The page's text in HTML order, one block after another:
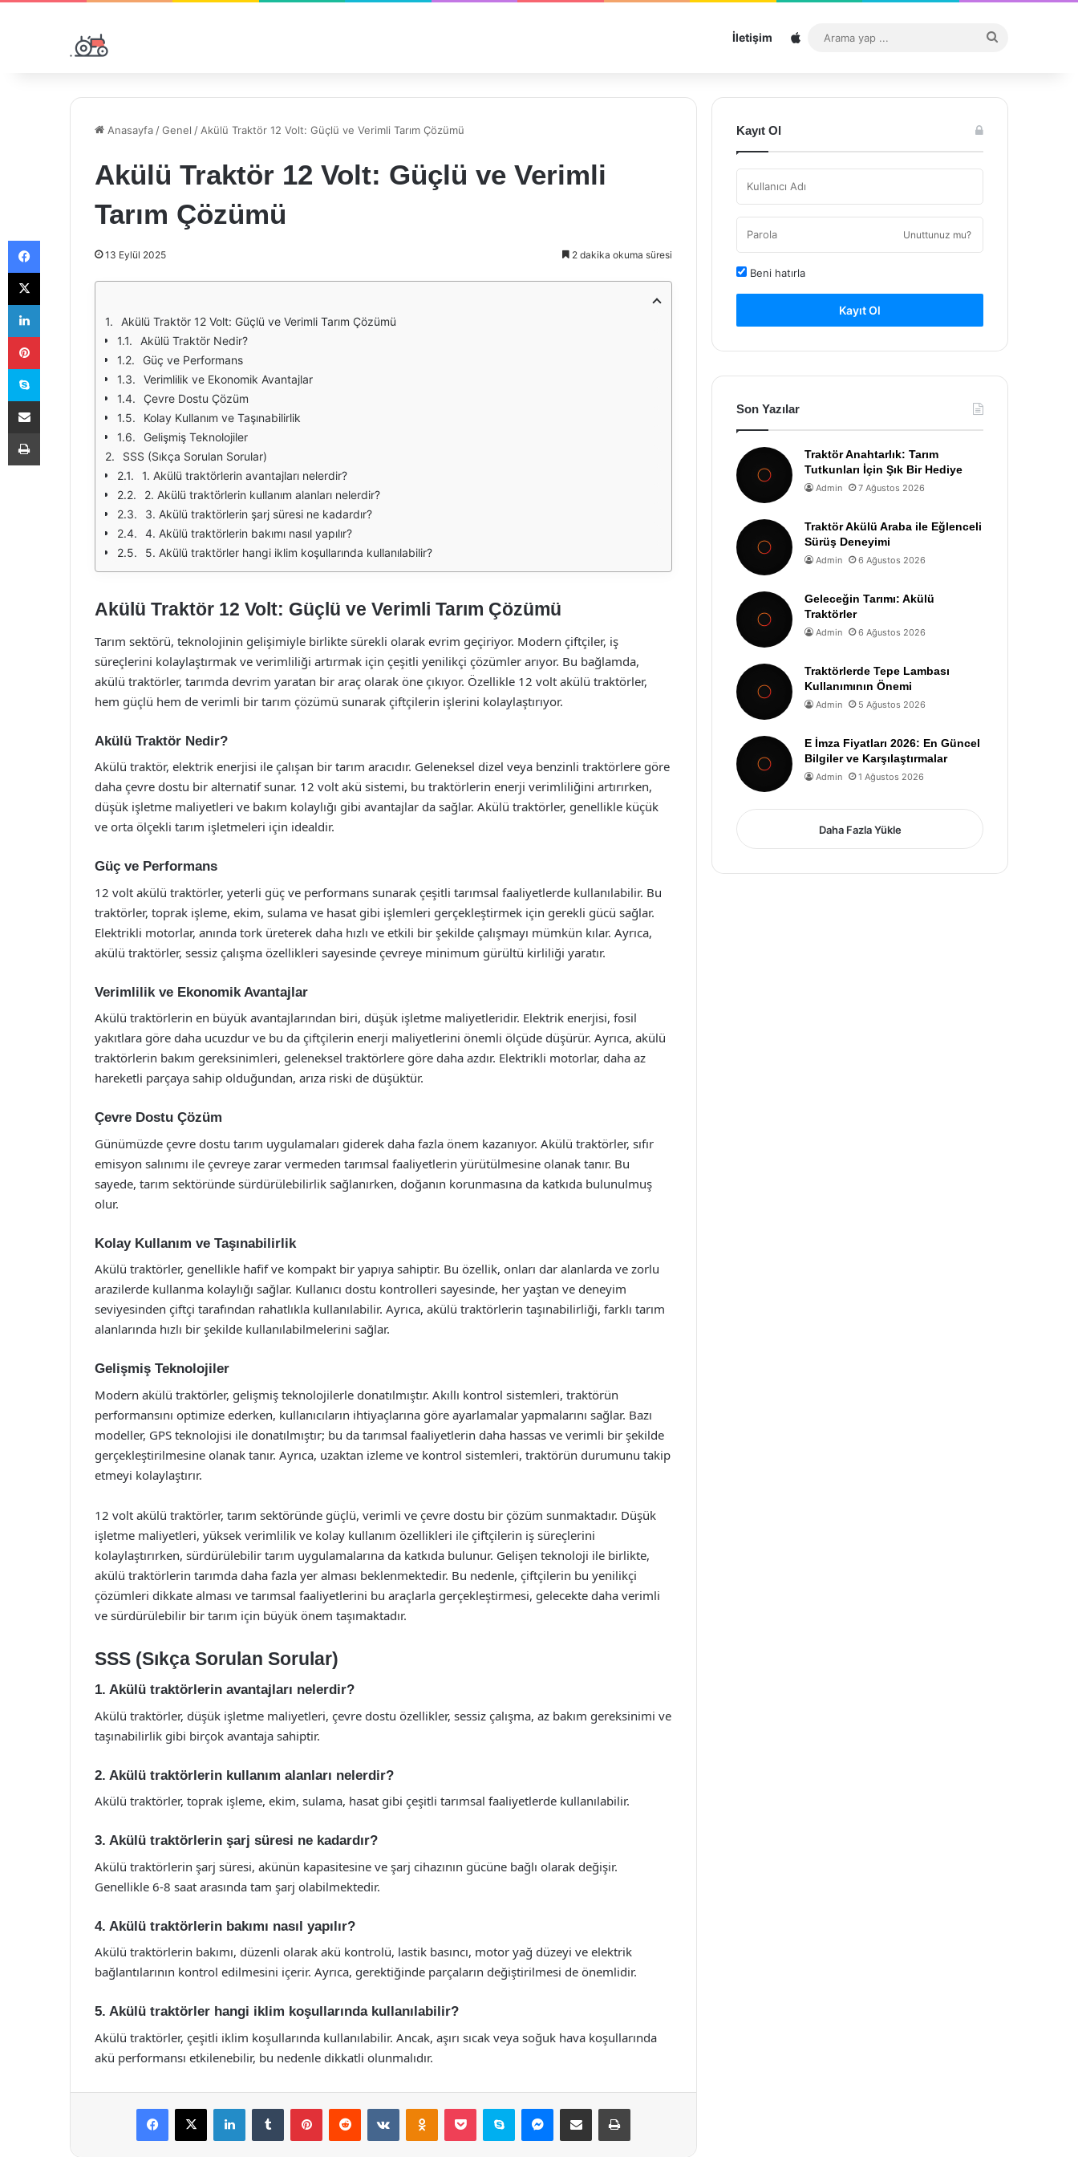
İletişim Sitemap
...
Anasayfa /Genel / Akülü Traktör 12 Volt: Güçlü ve Verimli Tarım Çözümü
Akülü Traktör 12 Volt: Güçlü ve Verimli
Tarım Çözümü
13 Eylül 2025 2 dakika okuma süresi
Akülü Traktör 12 Volt: Güçlü ve Verimli Tarım Çözümü
Akülü Traktör Nedir?
Güç ve Performans
Verimlilik ve Ekonomik Avantajlar
Çevre Dostu Çözüm
Kolay Kullanım ve Taşınabilirlik
Gelişmiş Teknolojiler
SSS (Sıkça Sorulan Sorular)
1. Akülü traktörlerin avantajları nelerdir?
2. Akülü traktörlerin kullanım alanları nelerdir?
3. Akülü traktörlerin şarj süresi ne kadardır?
4. Akülü traktörlerin bakımı nasıl yapılır?
5. Akülü traktörler hangi iklim koşullarında kullanılabilir?
Akülü Traktör 12 Volt: Güçlü ve Verimli Tarım Çözümü
Tarım sektörü, teknolojinin gelişimiyle birlikte sürekli olarak evrim geçiriyor. Modern çiftçiler, iş
süreçlerini kolaylaştırmak ve verimliliği artırmak için çeşitli yenilikçi çözümler arıyor. Bu bağlamda,
akülü traktörler, tarımda devrim yaratan bir araç olarak öne çıkıyor. Özellikle 12 volt akülü traktörler,
hem güçlü hem de verimli bir tarım çözümü sunarak çiftçilerin işlerini kolaylaştırıyor.
Akülü Traktör Nedir?
Akülü traktör, elektrik enerjisi ile çalışan bir tarım aracıdır. Geleneksel dizel veya benzinli traktörlere göre
daha çevre dostu bir alternatif sunar. 12 volt akü sistemi, bu traktörlerin enerji verimliliğini artırırken,
düşük işletme maliyetleri ve bakım kolaylığı gibi avantajlar da sağlar. Akülü traktörler, genellikle küçük
ve orta ölçekli tarım işletmeleri için idealdir.
Güç ve Performans
12 volt akülü traktörler, yeterli güç ve performans sunarak çeşitli tarımsal faaliyetlerde kullanılabilir. Bu
traktörler, toprak işleme, ekim, sulama ve hasat gibi işlemleri gerçekleştirmek için gerekli gücü sağlar.
Elektrikli motorlar, anında tork üreterek daha hızlı ve etkili bir şekilde çalışmayı mümkün kılar. Ayrıca,
akülü traktörler, sessiz çalışma özellikleri sayesinde çevreye minimum gürültü kirliliği yaratır.
Verimlilik ve Ekonomik Avantajlar
Akülü traktörlerin en büyük avantajlarından biri, düşük işletme maliyetleridir. Elektrik enerjisi, fosil
yakıtlara göre daha ucuzdur ve bu da çiftçilerin enerji maliyetlerini önemli ölçüde düşürür. Ayrıca, akülü
traktörlerin bakım gereksinimleri, geleneksel traktörlere göre daha azdır. Elektrikli motorlar, daha az
hareketli parçaya sahip olduğundan, arıza riski de düşüktür.
Çevre Dostu Çözüm
Günümüzde çevre dostu tarım uygulamaları giderek daha fazla önem kazanıyor. Akülü traktörler, sıfır
emisyon salınımı ile çevreye zarar vermeden tarımsal faaliyetlerin yürütülmesine olanak tanır. Bu
sayede, tarım sektöründe sürdürülebilirlik sağlanırken, doğanın korunmasına da katkıda bulunulmuş
olur.
Kolay Kullanım ve Taşınabilirlik
Akülü traktörler, genellikle hafif ve kompakt bir yapıya sahiptir. Bu özellik, onları dar alanlarda ve zorlu
arazilerde kullanma kolaylığı sağlar. Kullanıcı dostu kontrolleri sayesinde, her yaştan ve deneyim
seviyesinden çiftçi tarafından rahatlıkla kullanılabilir. Ayrıca, akülü traktörlerin taşınabilirliği, farklı tarım
alanlarında hızlı bir şekilde kullanılabilmelerini sağlar.
Gelişmiş Teknolojiler
Modern akülü traktörler, gelişmiş teknolojilerle donatılmıştır. Akıllı kontrol sistemleri, traktörün
performansını optimize ederken, kullanıcıların ihtiyaçlarına göre ayarlamalar yapmalarını sağlar. Bazı
modeller, GPS teknolojisi ile donatılmıştır; bu da tarımsal faaliyetlerin daha hassas ve verimli bir şekilde
gerçekleştirilmesine olanak tanır. Ayrıca, uzaktan izleme ve kontrol sistemleri, traktörün durumunu takip
etmeyi kolaylaştırır.
12 volt akülü traktörler, tarım sektöründe güçlü, verimli ve çevre dostu bir çözüm sunmaktadır. Düşük
işletme maliyetleri, yüksek verimlilik ve kolay kullanım özellikleri ile çiftçilerin iş süreçlerini
kolaylaştırırken, sürdürülebilir tarım uygulamalarına da katkıda bulunur. Gelişen teknoloji ile birlikte,
akülü traktörlerin tarımda daha fazla yer alması beklenmektedir. Bu nedenle, çiftçilerin bu yenilikçi
çözümleri dikkate alması ve tarımsal faaliyetlerini bu araçlarla gerçekleştirmesi, gelecekte daha verimli
ve sürdürülebilir bir tarım için büyük önem taşımaktadır.
SSS (Sıkça Sorulan Sorular)
1. Akülü traktörlerin avantajları nelerdir?
Akülü traktörler, düşük işletme maliyetleri, çevre dostu özellikler, sessiz çalışma, az bakım gereksinimi ve
taşınabilirlik gibi birçok avantaja sahiptir.
2. Akülü traktörlerin kullanım alanları nelerdir?
Akülü traktörler, toprak işleme, ekim, sulama, hasat gibi çeşitli tarımsal faaliyetlerde kullanılabilir.
3. Akülü traktörlerin şarj süresi ne kadardır?
Akülü traktörlerin şarj süresi, akünün kapasitesine ve şarj cihazının gücüne bağlı olarak değişir.
Genellikle 6-8 saat arasında tam şarj olabilmektedir.
4. Akülü traktörlerin bakımı nasıl yapılır?
Akülü traktörlerin bakımı, düzenli olarak akü kontrolü, lastik basıncı, motor yağ düzeyi ve elektrik
bağlantılarının kontrol edilmesini içerir. Ayrıca, gerektiğinde parçaların değiştirilmesi de önemlidir.
5. Akülü traktörler hangi iklim koşullarında kullanılabilir?
Akülü traktörler, çeşitli iklim koşullarında kullanılabilir. Ancak, aşırı sıcak veya soğuk hava koşullarında
akü performansı etkilenebilir, bu nedenle dikkatli olunmalıdır.
Facebook
X LinkedInTumblr PinterestReddit VKontakteOdnoklassniki
Pocket Skype Messenger
E-Posta ile paylaş Yazdır
Kayıt Ol
Unuttunuz mu?
Beni hatırla
Kayıt Ol
Son Yazılar
Traktör Anahtarlık: Tarım
Tutkunları İçin Şık Bir Hediye
Admin 7 Ağustos 2026
Traktör Akülü Araba ile Eğlenceli
Sürüş Deneyimi
Admin 6 Ağustos 2026
Geleceğin Tarımı: Akülü
Traktörler
Admin 6 Ağustos 2026
Traktörlerde Tepe Lambası
Kullanımının Önemi
Admin 5 Ağustos 2026
E İmza Fiyatları 2026: En Güncel
Bilgiler ve Karşılaştırmalar
Admin 1 Ağustos 2026
Daha Fazla Yükle
Facebook
X
LinkedIn
Pinterest
Skype
E-Posta ile paylaş